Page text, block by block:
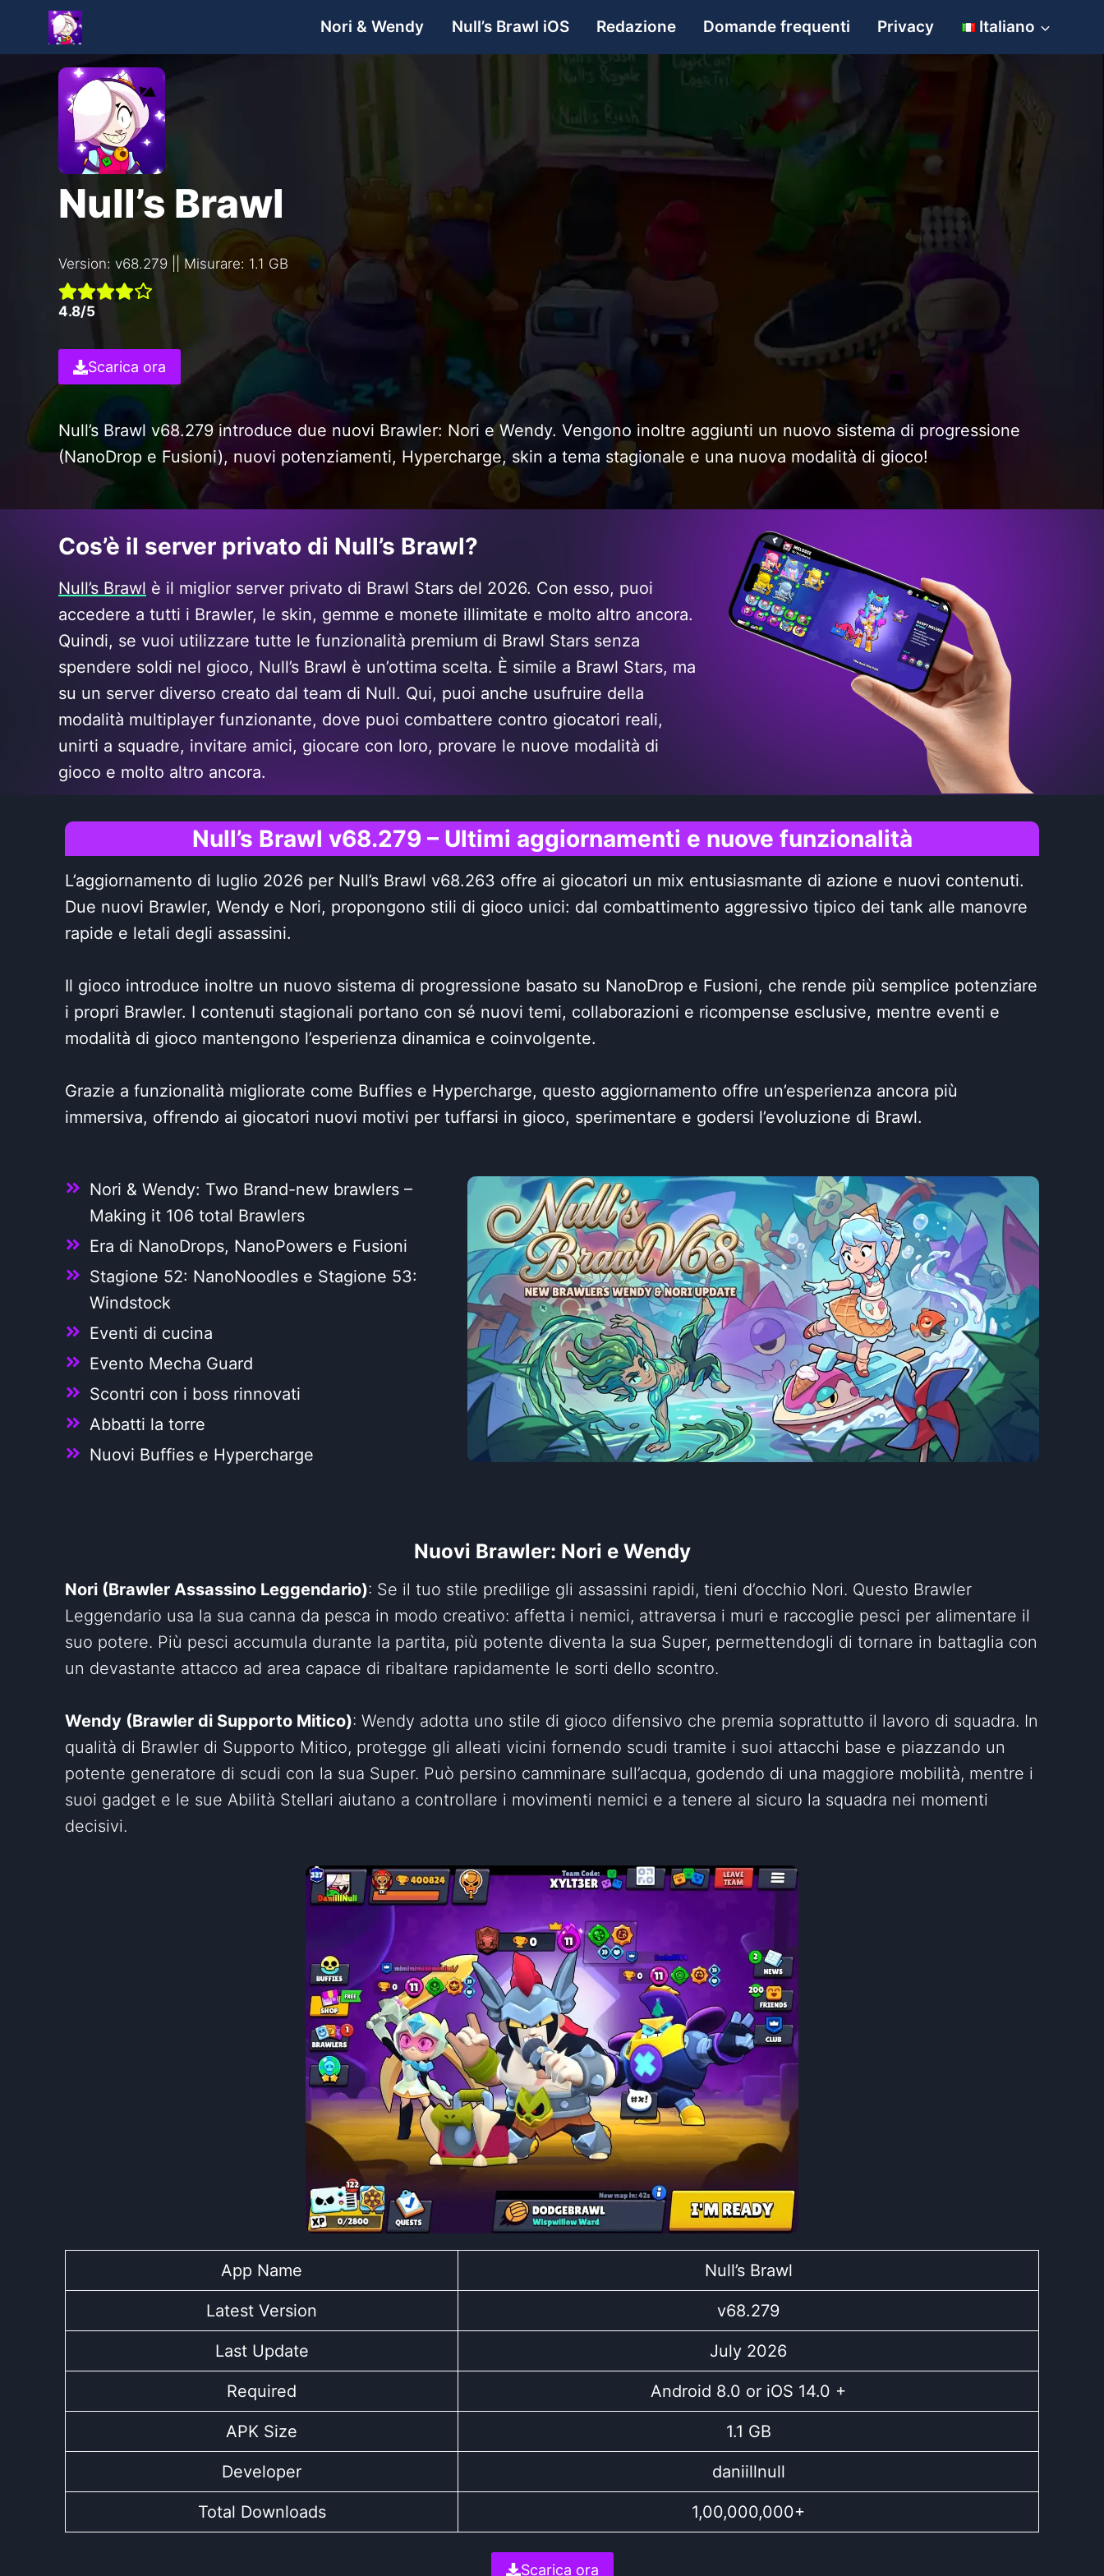
contenuto
Nori & Wendy Null’s Brawl iOS Redazione Domande frequenti Privacy Italiano
Null’s Brawl
Version: v68.279 || Misurare: 1.1 GB
4.8/5
Scarica ora
Null’s Brawl v68.279 introduce due nuovi Brawler: Nori e Wendy. Vengono inoltre aggiunti un nuovo sistema di progressione
(NanoDrop e Fusioni), nuovi potenziamenti, Hypercharge, skin a tema stagionale e una nuova modalità di gioco!
Cos’è il server privato di Null’s Brawl?
Null’s Brawl è il miglior server privato di Brawl Stars del 2026. Con esso, puoi
accedere a tutti i Brawler, le skin, gemme e monete illimitate e molto altro ancora.
Quindi, se vuoi utilizzare tutte le funzionalità premium di Brawl Stars senza
spendere soldi nel gioco, Null’s Brawl è un’ottima scelta. È simile a Brawl Stars, ma
su un server diverso creato dal team di Null. Qui, puoi anche usufruire della
modalità multiplayer funzionante, dove puoi combattere contro giocatori reali,
unirti a squadre, invitare amici, giocare con loro, provare le nuove modalità di
gioco e molto altro ancora.
Null’s Brawl v68.279 – Ultimi aggiornamenti e nuove funzionalità
L’aggiornamento di luglio 2026 per Null’s Brawl v68.263 offre ai giocatori un mix entusiasmante di azione e nuovi contenuti.
Due nuovi Brawler, Wendy e Nori, propongono stili di gioco unici: dal combattimento aggressivo tipico dei tank alle manovre
rapide e letali degli assassini.
Il gioco introduce inoltre un nuovo sistema di progressione basato su NanoDrop e Fusioni, che rende più semplice potenziare
i propri Brawler. I contenuti stagionali portano con sé nuovi temi, collaborazioni e ricompense esclusive, mentre eventi e
modalità di gioco mantengono l’esperienza dinamica e coinvolgente.
Grazie a funzionalità migliorate come Buffies e Hypercharge, questo aggiornamento offre un’esperienza ancora più
immersiva, offrendo ai giocatori nuovi motivi per tuffarsi in gioco, sperimentare e godersi l’evoluzione di Brawl.
Nori & Wendy: Two Brand-new brawlers –
Making it 106 total Brawlers
Era di NanoDrops, NanoPowers e Fusioni
Stagione 52: NanoNoodles e Stagione 53:
Windstock
Eventi di cucina
Evento Mecha Guard
Scontri con i boss rinnovati
Abbatti la torre
Nuovi Buffies e Hypercharge
Nuovi Brawler: Nori e Wendy
Nori (Brawler Assassino Leggendario): Se il tuo stile predilige gli assassini rapidi, tieni d’occhio Nori. Questo Brawler
Leggendario usa la sua canna da pesca in modo creativo: affetta i nemici, attraversa i muri e raccoglie pesci per alimentare il
suo potere. Più pesci accumula durante la partita, più potente diventa la sua Super, permettendogli di tornare in battaglia con
un devastante attacco ad area capace di ribaltare rapidamente le sorti dello scontro.
Wendy (Brawler di Supporto Mitico): Wendy adotta uno stile di gioco difensivo che premia soprattutto il lavoro di squadra. In
qualità di Brawler di Supporto Mitico, protegge gli alleati vicini fornendo scudi tramite i suoi attacchi base e piazzando un
potente generatore di scudi con la sua Super. Può persino camminare sull’acqua, godendo di una maggiore mobilità, mentre i
suoi gadget e le sue Abilità Stellari aiutano a controllare i movimenti nemici e a tenere al sicuro la squadra nei momenti
decisivi.
App Name Null’s Brawl
Latest Version v68.279
Last Update July 2026
Required Android 8.0 or iOS 14.0 +
APK Size 1.1 GB
Developer daniillnull
Total Downloads 1,00,000,000+
Scarica ora